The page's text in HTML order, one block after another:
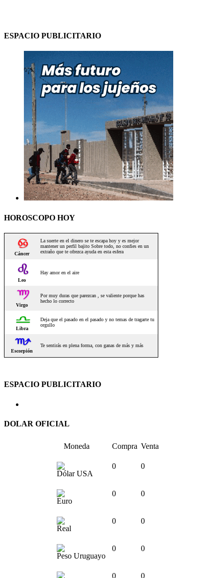
ESPACIO PUBLICITARIO
HOROSCOPO HOY
ESPACIO PUBLICITARIO
DOLAR OFICIAL
Moneda Compra Venta
Dólar USA
0 0
Euro
0 0
Real
0 0
Peso Uruguayo
0 0
0 0